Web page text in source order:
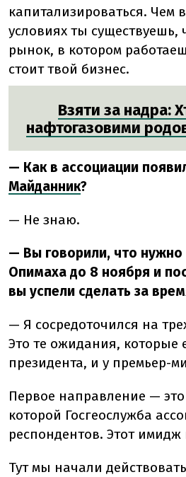
капитализироваться. Чем
условиях ты существуешь,
рынок, в котором
стоит твой бизнес.
Взяти за надра:
нафтогазовими
— Как в ассоциации
Майданник?
— Не знаю.
— Вы говорили, что нужно
Опимаха до 8 ноября и
вы успели сделать за
— Я сосредоточился на
Это те ожидания, которые
президента, и у премьер-
Первое направление —
которой Госгеослужба
респондентов. Этот
Тут мы начали